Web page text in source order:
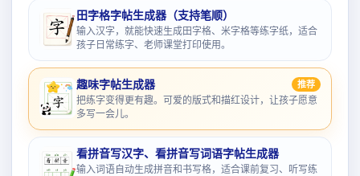
田字格字帖生成器（支持笔顺）
输入汉字，就能快速生成田字格、米字格等练字纸，适合
孩子日常练字、老师课堂打印使用。
趣味字帖生成器 推荐
把练字变得更有趣。可爱的版式和描红设计，让孩子愿意
多写一会儿。
看拼音写汉字、看拼音写词语字帖生成器
输入词语自动生成拼音和书写格，适合课前复习、听写练